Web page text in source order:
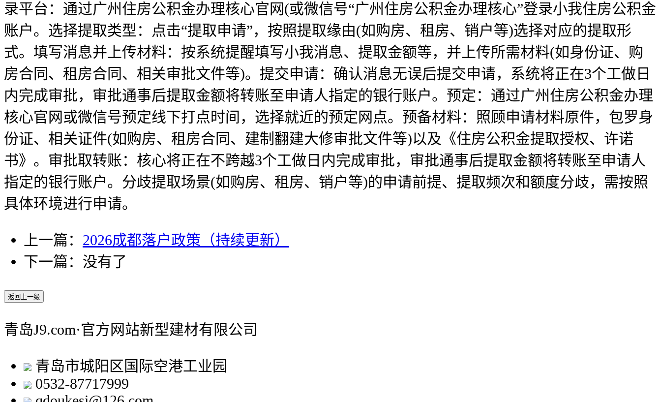
录平台：通过广州住房公积金办理核心官网(或微信号“广州住房公积金办理核心”登录小我住房公积金
账户。选择提取类型：点击“提取申请”，按照提取缘由(如购房、租房、销户等)选择对应的提取形
式。填写消息并上传材料：按系统提醒填写小我消息、提取金额等，并上传所需材料(如身份证、购
房合同、租房合同、相关审批文件等)。提交申请：确认消息无误后提交申请，系统将正在3个工做日
内完成审批，审批通事后提取金额将转账至申请人指定的银行账户。预定：通过广州住房公积金办理
核心官网或微信号预定线下打点时间，选择就近的预定网点。预备材料：照顾申请材料原件，包罗身
份证、相关证件(如购房、租房合同、建制翻建大修审批文件等)以及《住房公积金提取授权、许诺
书》。审批取转账：核心将正在不跨越3个工做日内完成审批，审批通事后提取金额将转账至申请人
指定的银行账户。分歧提取场景(如购房、租房、销户等)的申请前提、提取频次和额度分歧，需按照
具体环境进行申请。
上一篇： 2026成都落户政策（持续更新）
下一篇：没有了
返回上一级
青岛J9.com·官方网站新型建材有限公司
青岛市城阳区国际空港工业园
0532-87717999